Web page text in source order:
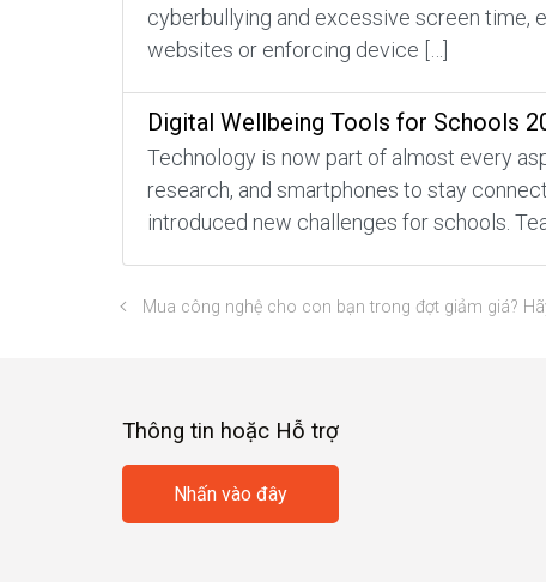
cyberbullying and excessive screen time,
websites or enforcing device […]
Digital Wellbeing Tools for Schools
Technology is now part of almost every
research, and smartphones to stay
introduced new challenges for schools.
Mua công nghệ cho con bạn trong đợt giảm giá?
Thông tin hoặc Hỗ trợ
Nhấn vào đây